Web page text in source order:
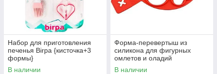
Набор для приготовления
печенья Birpa {кисточка+3
формы}
В наличии
Форма-перевертыш из
силикона для фигурных
омлетов и оладий
«Аппетито»
В наличии